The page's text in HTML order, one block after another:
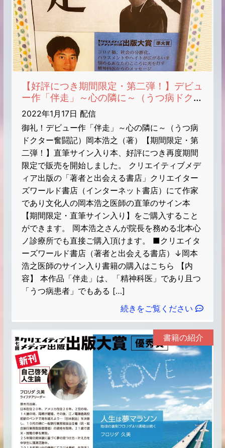
【好評につき期間限定・第二弾！】デビュ
ー作「伴走」～心の隣に～（うつ病ドクタ
ー奮闘記）岡本浩之（著）9/28発売（第8
回・出版大賞「準大賞」受賞作）【ECサ
イト・期間限定】直筆サイン入り本のお知
らせ
2022年1月17日 配信
御礼！デビュー作「伴走」～心の隣に～（うつ病
ドクター奮闘記）岡本浩之（著）【期間限定・第
二弾！】直筆サイン入り本、好評につき再度期間
限定で販売を開始しました。 クリエイティブメデ
ィア出版の「著者と出会える書店」クリエイター
ズワールド書店（インターネット書店）にて作家
であり文化人の岡本浩之医師の直筆のサイン本
【期間限定・直筆サイン入り】をご購入すること
ができます。 岡本浩之さんが院長を務める北本心
ノ診療所でも直接ご購入頂けます。 ■クリエイタ
ーズワールド書店（著者と出会える書店）↓岡本
浩之医師のサイン入り書籍の購入はこちら 【内
容】 本作品「伴走」は、「精神科医」であり且つ
「うつ病患者」でもある […]
続きをご覧ください
書籍の紹介